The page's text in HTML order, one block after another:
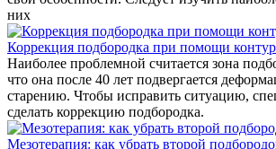
них
Коррекция подбородка при помощи
Наиболее проблемной считается зона
что она после 40 лет подвергается
старению. Чтобы исправить ситуацию,
сделать коррекцию подбородка.
Мезотерапия: как убрать второй